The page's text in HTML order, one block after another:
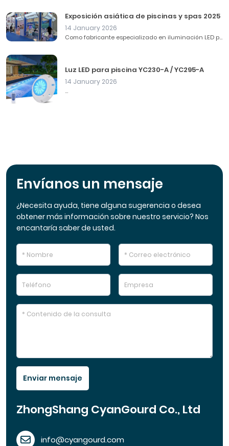
Exposición asiática de piscinas y spas 2025
14 January 2026
Como fabricante especializado en iluminación LED p...
Luz LED para piscina YC230-A / YC295-A
14 January 2026
...
Envíanos un mensaje
¿Necesita ayuda, tiene alguna sugerencia o desea
obtener más información sobre nuestro servicio? Nos
encantaría saber de usted.
Enviar mensaje
ZhongShang CyanGourd Co., Ltd
info@cyangourd.com